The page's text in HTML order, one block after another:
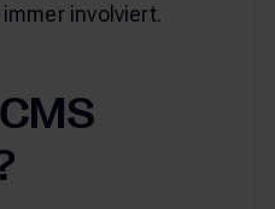
involviert.